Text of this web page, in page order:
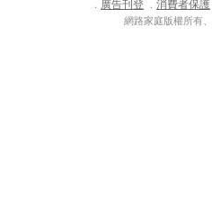
． 廣告刊登 ． 消費者保護
網路家庭版權所有